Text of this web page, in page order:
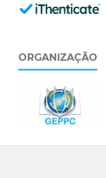
ORGANIZAÇÃO